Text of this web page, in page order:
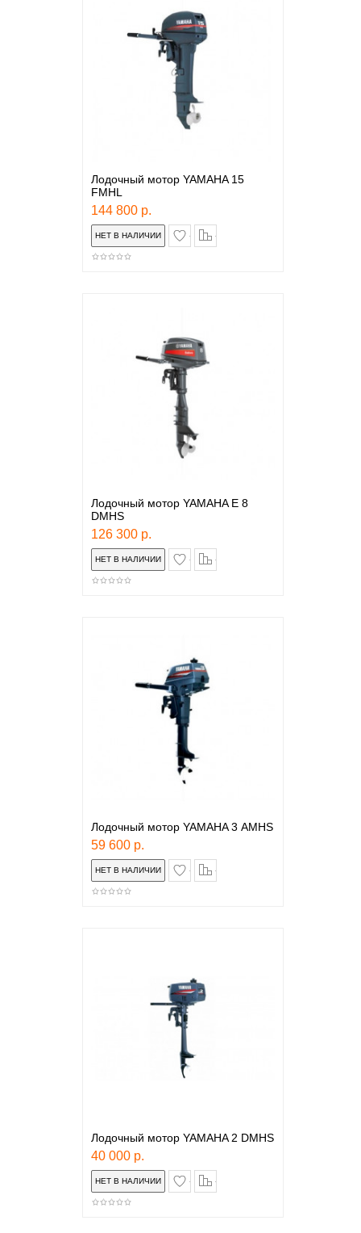
Лодочный мотор YAMAHA 15
FMHL
144 800 р.
в закладки
Лодочный мотор YAMAHA E 8
DMHS
126 300 р.
в закладки
Лодочный мотор YAMAHA 3 АMHS
59 600 р.
в закладки
Лодочный мотор YAMAHA 2 DMHS
40 000 р.
в закладки